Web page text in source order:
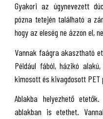
Gyakori az úgynevezett
pózna tetején található a
hogy az eleség ne ázzon el,
Vannak faágra akasztható
Például fából, házikó
kimosott és kivagdosott PET
Ablakba helyezhető
ablakban is etethet.